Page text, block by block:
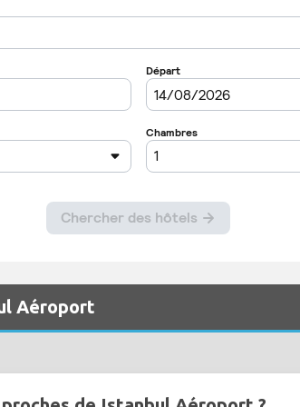
Aéroport